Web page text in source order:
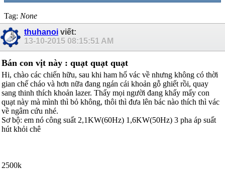
Tag: None
thuhanoi viết:
13-10-2015 08:15:51 AM
Bán con vịt này : quạt quạt quạt
Hi, chào các chiến hữu, sau khi ham hố vác về nhưng không có thời
gian chế cháo và hơn nữa đang ngán cái khoản gỗ ghiết rồi, quay
sang thinh thích khoản lazer. Thấy mọi người đang khấy mấy con
quạt này mà mình thì bỏ không, thôi thì đưa lên bác nào thích thì vác
về ngâm cứu nhé.
Sơ bộ: em nó công suất 2,1KW(60Hz) 1,6KW(50Hz) 3 pha áp suất
hút khỏi chê
2500k